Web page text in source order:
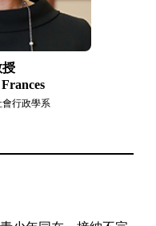
行政學系